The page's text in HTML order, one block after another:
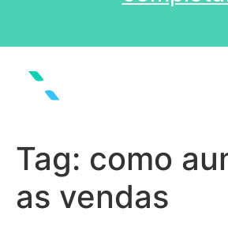
Tag: como
as vendas